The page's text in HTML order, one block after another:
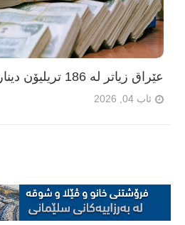
عێراق زیاتر لە 186 تریلیۆن دینار قەرزدارە
ئاب 04, 2026